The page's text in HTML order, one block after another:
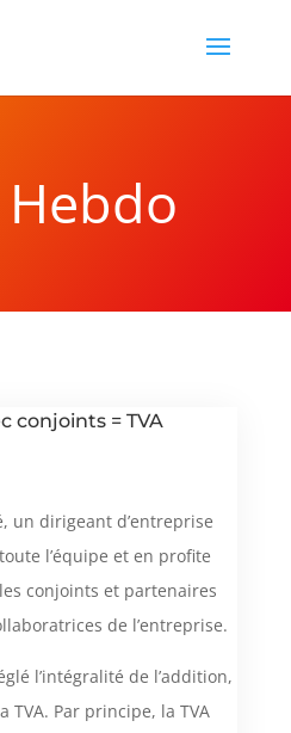
conjoints = TVA
un dirigeant d’entreprise
l’équipe et en profite
conjoints et partenaires
de l’entreprise.
l’intégralité de l’addition,
TVA. Par principe, la TVA